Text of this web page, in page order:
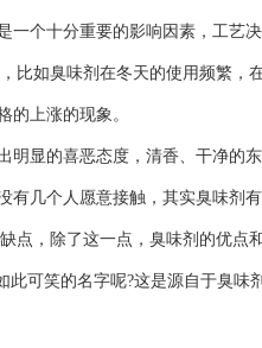
一个十分重要的影响因素，工艺
比如臭味剂在冬天的使用频繁
的上涨的现象。
明显的喜恶态度，清香、干净的
有几个人愿意接触，其实臭味剂
点，除了这一点，臭味剂的优
此可笑的名字呢?这是源自于臭